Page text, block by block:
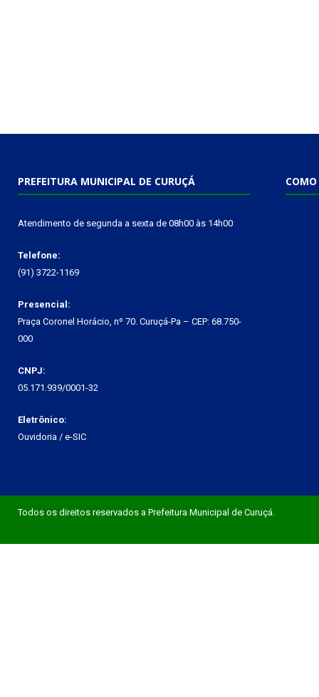
PREFEITURA MUNICIPAL DE CURUÇÁ
Atendimento de segunda a sexta de 08h00 às 14h00
Telefone:
(91) 3722-1169
Presencial:
Praça Coronel Horácio, nº 70. Curuçá-Pa – CEP: 68.750-
000
CNPJ:
05.171.939/0001-32
Eletrônico:
Ouvidoria / e-SIC
COMO
Todos os direitos reservados a Prefeitura Municipal de Curuçá.